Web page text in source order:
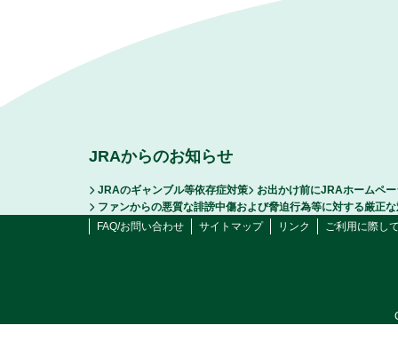
JRAからのお知らせ
JRAのギャンブル等依存症対策
お出かけ前にJRAホームペ
ファンからの悪質な誹謗中傷および脅迫行為等に対する厳正
FAQ/お問い合わせ
サイトマップ リンク ご利用に際し